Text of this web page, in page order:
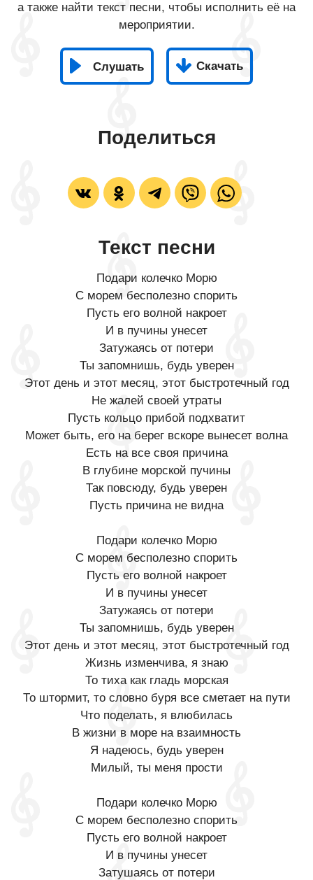
а также найти текст песни, чтобы исполнить её на
мероприятии.
Слушать Скачать
Поделиться
Текст песни
Подари колечко Морю
С морем бесполезно спорить
Пусть его волной накроет
И в пучины унесет
Затужаясь от потери
Ты запомнишь, будь уверен
Этот день и этот месяц, этот быстротечный год
Не жалей своей утраты
Пусть кольцо прибой подхватит
Может быть, его на берег вскоре вынесет волна
Есть на все своя причина
В глубине морской пучины
Так повсюду, будь уверен
Пусть причина не видна
Подари колечко Морю
С морем бесполезно спорить
Пусть его волной накроет
И в пучины унесет
Затужаясь от потери
Ты запомнишь, будь уверен
Этот день и этот месяц, этот быстротечный год
Жизнь изменчива, я знаю
То тиха как гладь морская
То штормит, то словно буря все сметает на пути
Что поделать, я влюбилась
В жизни в море на взаимность
Я надеюсь, будь уверен
Милый, ты меня прости
Подари колечко Морю
С морем бесполезно спорить
Пусть его волной накроет
И в пучины унесет
Затушаясь от потери